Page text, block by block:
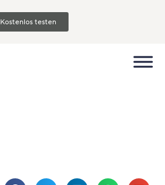
Kostenlos testen